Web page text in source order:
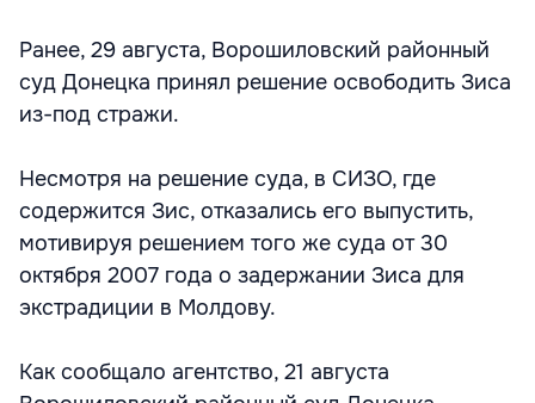
Ранее, 29 августа, Ворошиловский районный
суд Донецка принял решение освободить Зиса
из-под стражи.
Несмотря на решение суда, в СИЗО, где
содержится Зис, отказались его выпустить,
мотивируя решением того же суда от 30
октября 2007 года о задержании Зиса для
экстрадиции в Молдову.
Как сообщало агентство, 21 августа